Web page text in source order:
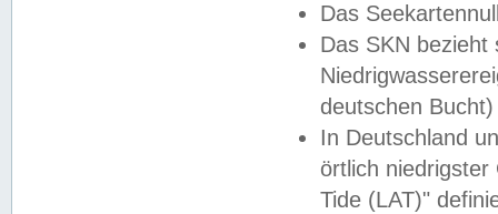
Das
Das SKN
deutschen
In Deutschland
örtlich
Tide (LAT)"